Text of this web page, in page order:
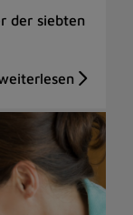
der siebten